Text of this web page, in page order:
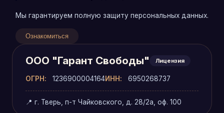
Мы гарантируем полную защиту персональных данных.
Ознакомиться
ООО "Гарант Свободы" Лицензия
ОГРН: 1236900004164ИНН: 6950268737
📍 г. Тверь, п-т Чайковского, д. 28/2а, оф. 100